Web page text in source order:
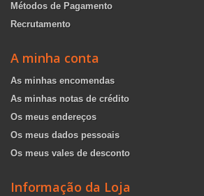
Métodos de Pagamento
Recrutamento
A minha conta
As minhas encomendas
As minhas notas de crédito
Os meus endereços
Os meus dados pessoais
Os meus vales de desconto
Informação da Loja